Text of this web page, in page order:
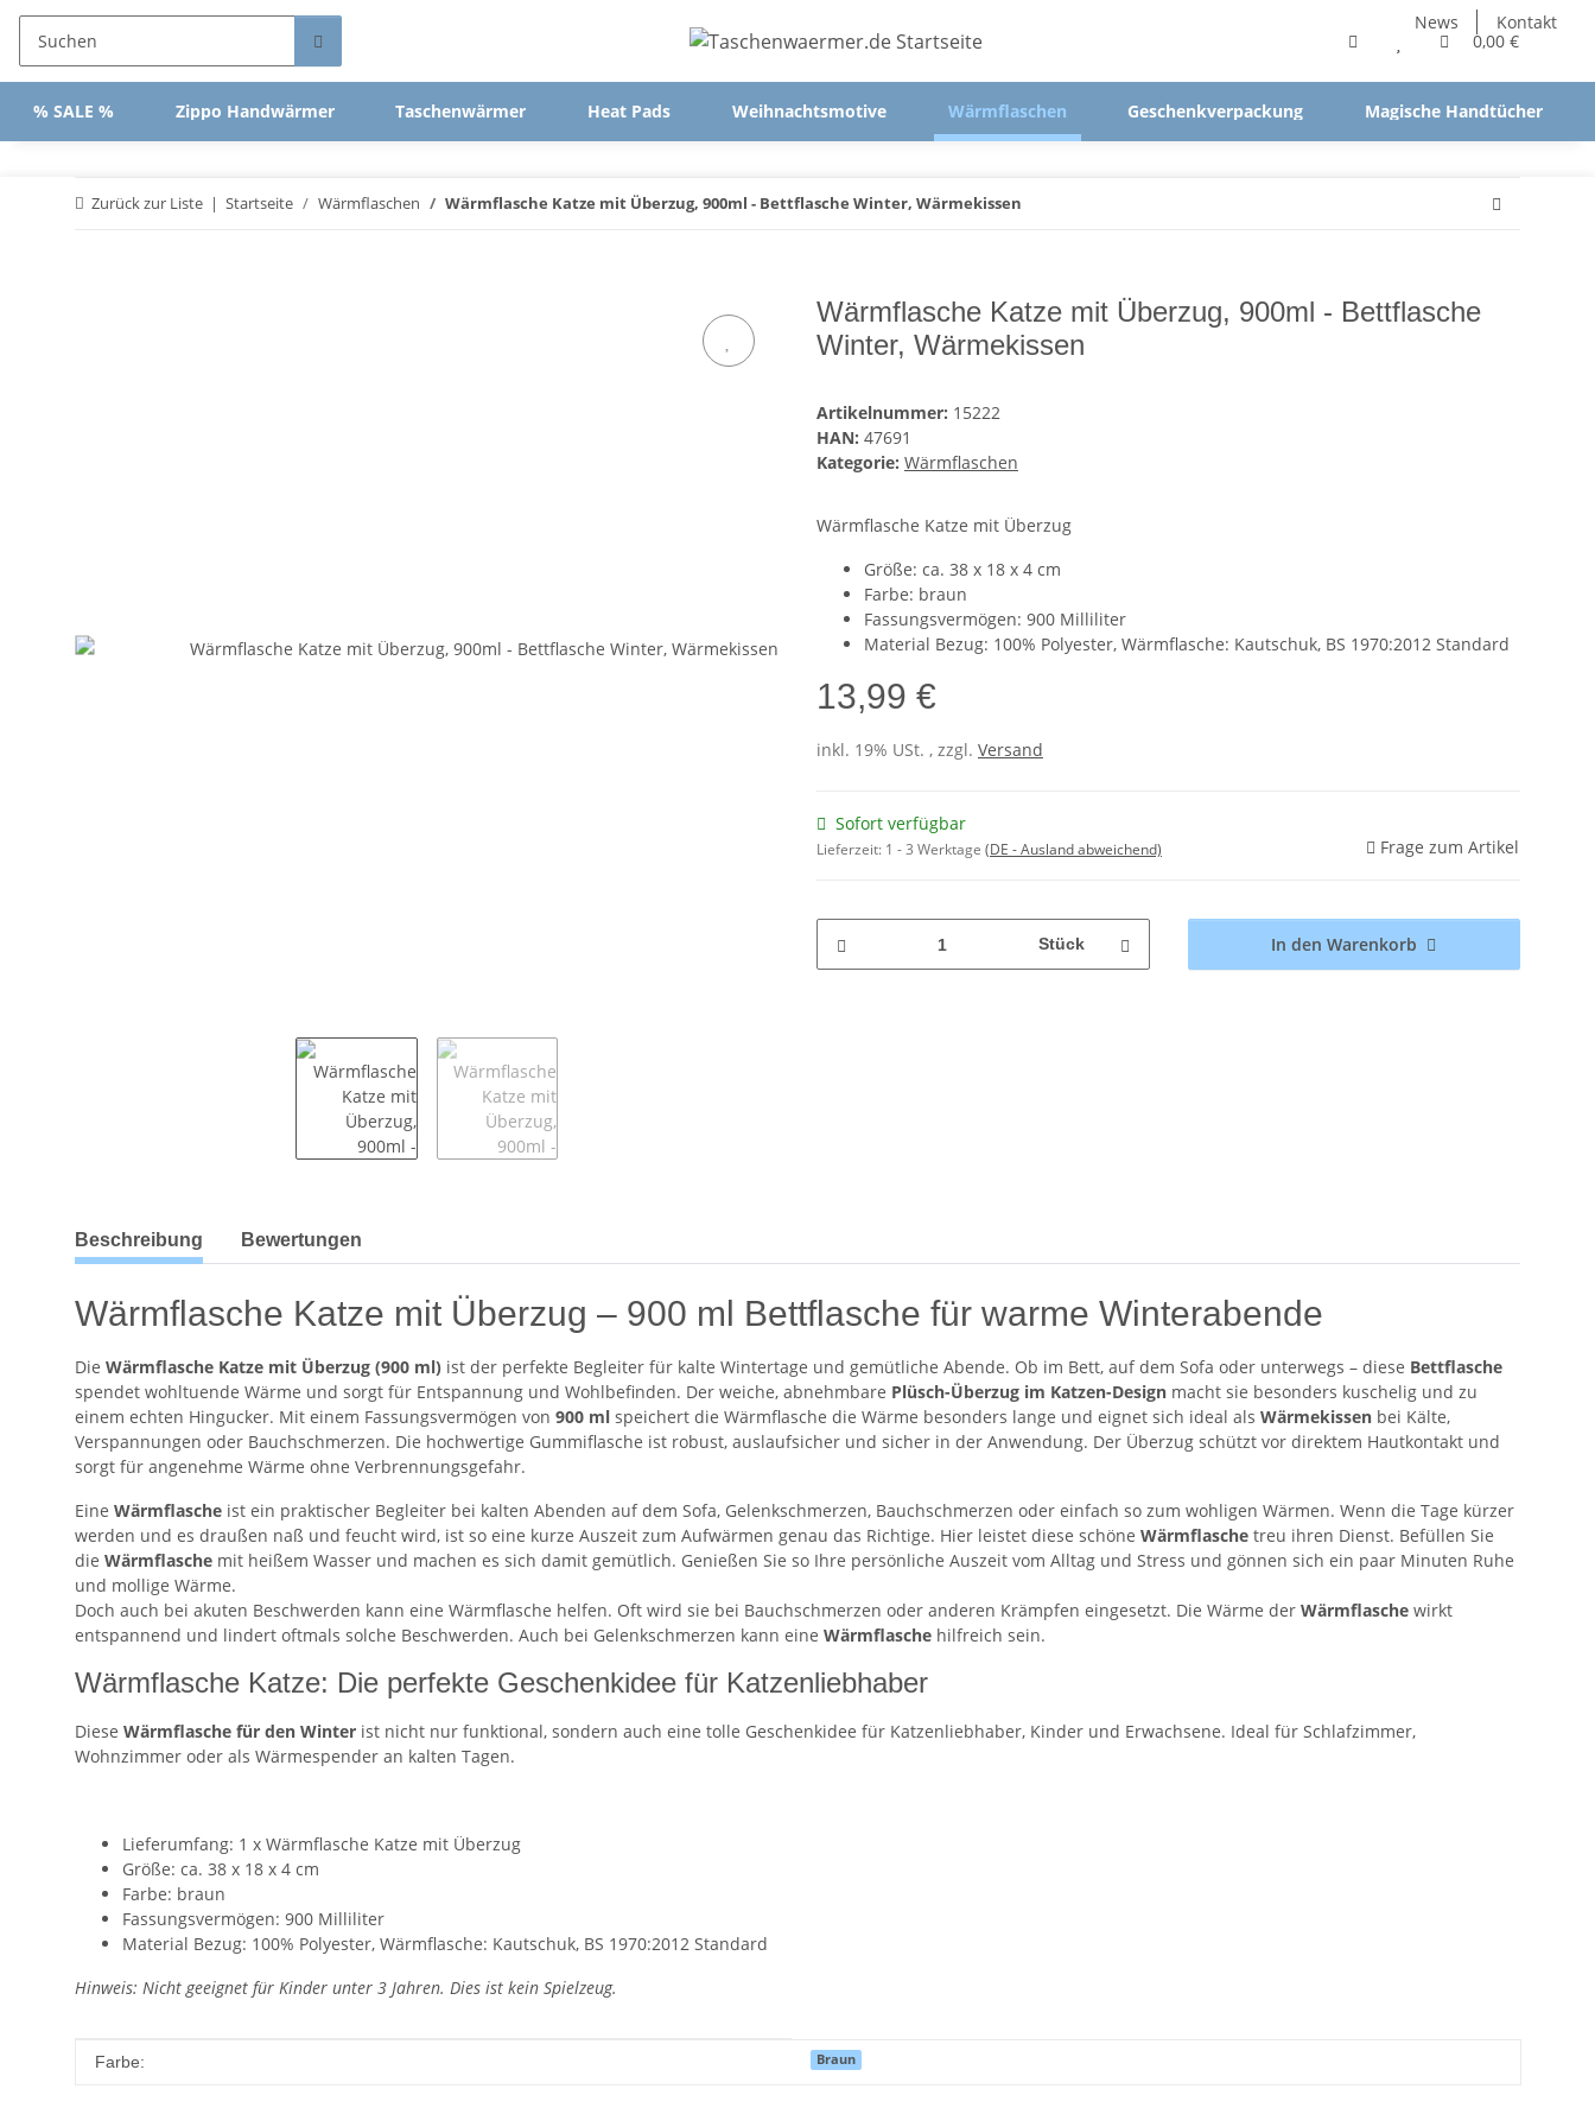
News
Kontakt
0,00 €
% SALE % Zippo Handwärmer Taschenwärmer Heat Pads Weihnachtsmotive Wärmflaschen Geschenkverpackung Magische Handtücher
Zurück zur Liste Startseite Wärmflaschen Wärmflasche Katze mit Überzug, 900ml - Bettflasche Winter, Wärmekissen
Wärmflasche Katze mit Überzug, 900ml - Bettflasche
Winter, Wärmekissen
Artikelnummer: 15222
HAN: 47691
Kategorie: Wärmflaschen
Wärmflasche Katze mit Überzug
Größe: ca. 38 x 18 x 4 cm
Farbe: braun
Fassungsvermögen: 900 Milliliter
Material Bezug: 100% Polyester, Wärmflasche: Kautschuk, BS 1970:2012 Standard
13,99 €
inkl. 19% USt. , zzgl. Versand
Sofort verfügbar
Lieferzeit: 1 - 3 Werktage (DE - Ausland abweichend) Frage zum Artikel
Stück In den Warenkorb
weitere Registerkarten anzeigen
Beschreibung Bewertungen
Wärmflasche Katze mit Überzug – 900 ml Bettflasche für warme Winterabende
Die Wärmflasche Katze mit Überzug (900 ml) ist der perfekte Begleiter für kalte Wintertage und gemütliche Abende. Ob im Bett, auf dem Sofa oder unterwegs – diese Bettflasche
spendet wohltuende Wärme und sorgt für Entspannung und Wohlbefinden. Der weiche, abnehmbare Plüsch-Überzug im Katzen-Design macht sie besonders kuschelig und zu
einem echten Hingucker. Mit einem Fassungsvermögen von 900 ml speichert die Wärmflasche die Wärme besonders lange und eignet sich ideal als Wärmekissen bei Kälte,
Verspannungen oder Bauchschmerzen. Die hochwertige Gummiflasche ist robust, auslaufsicher und sicher in der Anwendung. Der Überzug schützt vor direktem Hautkontakt und
sorgt für angenehme Wärme ohne Verbrennungsgefahr.
Eine Wärmflasche ist ein praktischer Begleiter bei kalten Abenden auf dem Sofa, Gelenkschmerzen, Bauchschmerzen oder einfach so zum wohligen Wärmen. Wenn die Tage kürzer
werden und es draußen naß und feucht wird, ist so eine kurze Auszeit zum Aufwärmen genau das Richtige. Hier leistet diese schöne Wärmflasche treu ihren Dienst. Befüllen Sie
die Wärmflasche mit heißem Wasser und machen es sich damit gemütlich. Genießen Sie so Ihre persönliche Auszeit vom Alltag und Stress und gönnen sich ein paar Minuten Ruhe
und mollige Wärme.
Doch auch bei akuten Beschwerden kann eine Wärmflasche helfen. Oft wird sie bei Bauchschmerzen oder anderen Krämpfen eingesetzt. Die Wärme der Wärmflasche wirkt
entspannend und lindert oftmals solche Beschwerden. Auch bei Gelenkschmerzen kann eine Wärmflasche hilfreich sein.
Wärmflasche Katze: Die perfekte Geschenkidee für Katzenliebhaber
Diese Wärmflasche für den Winter ist nicht nur funktional, sondern auch eine tolle Geschenkidee für Katzenliebhaber, Kinder und Erwachsene. Ideal für Schlafzimmer,
Wohnzimmer oder als Wärmespender an kalten Tagen.
Lieferumfang: 1 x Wärmflasche Katze mit Überzug
Größe: ca. 38 x 18 x 4 cm
Farbe: braun
Fassungsvermögen: 900 Milliliter
Material Bezug: 100% Polyester, Wärmflasche: Kautschuk, BS 1970:2012 Standard
Hinweis: Nicht geeignet für Kinder unter 3 Jahren. Dies ist kein Spielzeug.
Produkteigenschaft
Wert
Farbe: Braun